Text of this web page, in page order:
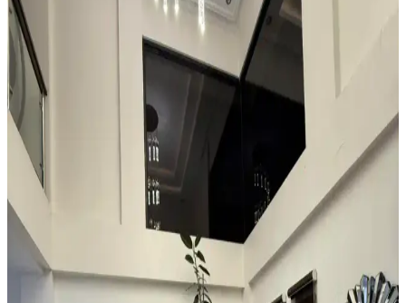
Teal Renkli Sandalyenin Halı ve Dolapla
Uyumunda Renk Tonları ve Aksesuarların Rolü
Teal renkli sandalyenin halı ve dolapla uyumu, doğru renk tonları ve
aksesuar seçimiyle sağlanır. Halıdaki mavi-yeşil alt tonlar ve sıcak
ahşap dolap, teal rengini öne çıkarır, aksesuarlar ise denge oluşturur.
Küçük ve Garip Şekilli Giriş Alanları İçin Dayanıklı
ve Estetik Halı Seçimi Rehberi
Küçük ve garip şekilli girişlerde suya dayanıklı, özel kesim veya
modüler halılarla estetik ve işlevsel çözümler sunulur. Ayakkabı
düzenleyicilerle alan düzeni sağlanır.
Boho Maksimalist Oturma Odası Tasarımında
Bitkiler ve Renklerin Rolü